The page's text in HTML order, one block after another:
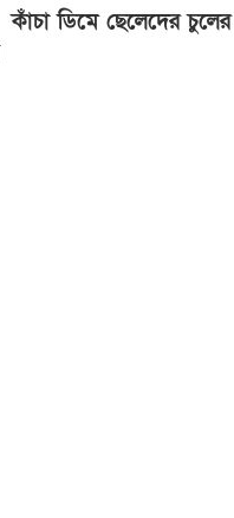
কাঁচা ডিমে ছেলেদের চুলের